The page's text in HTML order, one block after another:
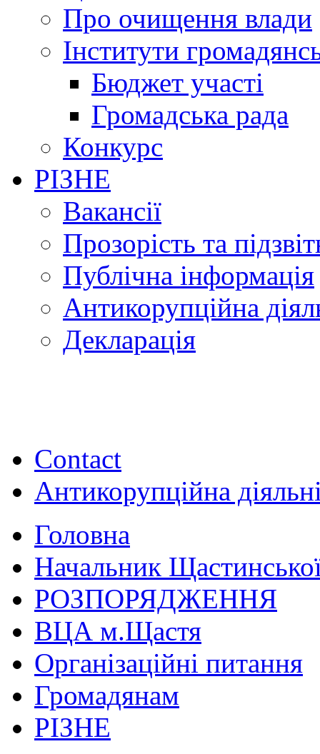
Про очищення влади
Інститути
Бюджет участі
Громадська рада
Конкурс
РІЗНЕ
Вакансії
Прозорість та
Публічна інформація
Антикорупційна
Декларація
Contact
Антикорупційна
Головна
Начальник
РОЗПОРЯДЖЕННЯ
ВЦА м.Щастя
Організаційні питання
Громадянам
РІЗНЕ